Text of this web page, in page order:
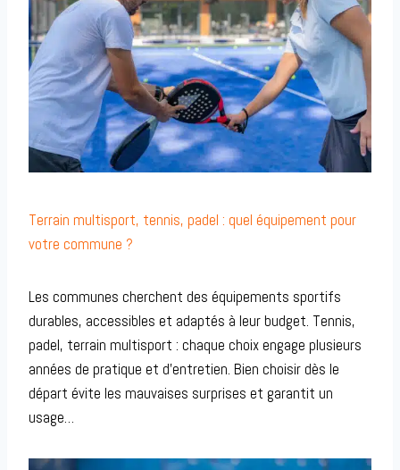
Terrain multisport, tennis, padel : quel équipement pour
votre commune ?
Les communes cherchent des équipements sportifs
durables, accessibles et adaptés à leur budget. Tennis,
padel, terrain multisport : chaque choix engage plusieurs
années de pratique et d’entretien. Bien choisir dès le
départ évite les mauvaises surprises et garantit un
usage…